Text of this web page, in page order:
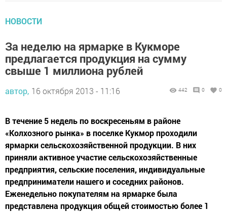
НОВОСТИ
За неделю на ярмарке в Кукморе
предлагается продукция на сумму
свыше 1 миллиона рублей
автор, 16 октября 2013 - 11:16 442 0 0
В течение 5 недель по воскресеньям в районе
«Колхозного рынка» в поселке Кукмор проходили
ярмарки сельскохозяйственной продукции. В них
приняли активное участие сельскохозяйственные
предприятия, сельские поселения, индивидуальные
предприниматели нашего и соседних районов.
Еженедельно покупателям на ярмарке была
представлена продукция общей стоимостью более 1